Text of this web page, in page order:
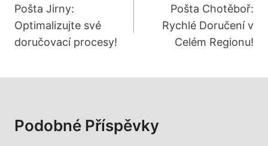
Pro
Příspěvek
Pošta Jirny:
Optimalizujte své
doručovací procesy!
Pošta Chotěboř:
Rychlé Doručení v
Celém Regionu!
Podobné Příspěvky